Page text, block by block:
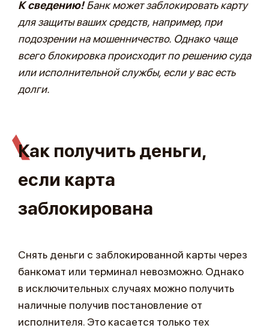
К сведению!Банк может заблокировать карту
для защиты ваших средств, например, при
подозрении на мошенничество. Однако чаще
всего блокировка происходит по решению суда
или исполнительной службы, если у вас есть
долги.
Как получить деньги,
если карта
заблокирована
Снять деньги с заблокированной карты через
банкомат или терминал невозможно. Однако
в исключительных случаях можно получить
наличные получив постановление от
исполнителя. Это касается только тех